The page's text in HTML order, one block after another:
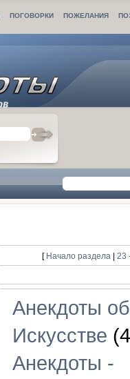
ПОГОВОРКИ ПОЖЕЛАНИЯ
[ Начало раздела | 23
Анекдоты об
Искусстве
Анекдоты -